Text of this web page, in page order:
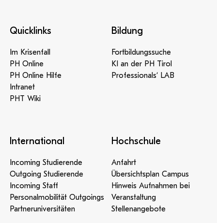
Quicklinks
Im Krisenfall
PH Online
PH Online Hilfe
Intranet
PHT Wiki
Bildung
Fortbildungssuche
KI an der PH Tirol
Professionals‘ LAB
International
Incoming Studierende
Outgoing Studierende
Incoming Staff
Personalmobilität Outgoings
Partneruniversitäten
Hochschule
Anfahrt
Übersichtsplan Campus
Hinweis Aufnahmen bei
Veranstaltung
Stellenangebote